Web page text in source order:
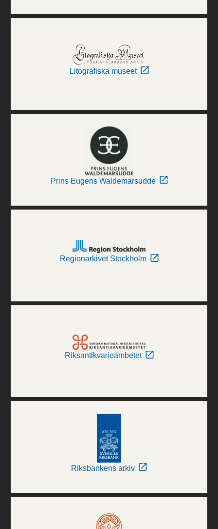
Litografiska museet
Prins Eugens Waldemarsudde
Regionarkivet Stockholm
Riksantikvarieämbetet
Riksbankens arkiv